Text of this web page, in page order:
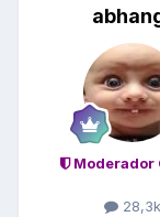
Moderador
28,3k